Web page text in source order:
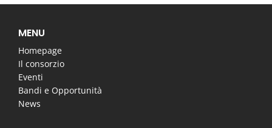
MENU
Homepage
Il consorzio
Eventi
Bandi e Opportunità
News